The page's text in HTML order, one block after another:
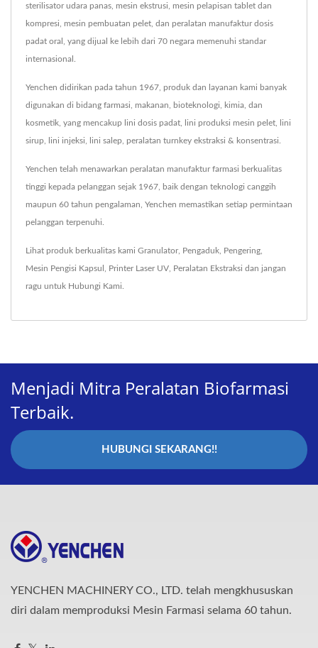
sterilisator udara panas, mesin ekstrusi, mesin pelapisan tablet dan
kompresi, mesin pembuatan pelet, dan peralatan manufaktur dosis
padat oral, yang dijual ke lebih dari 70 negara memenuhi standar
internasional.
Yenchen didirikan pada tahun 1967, produk dan layanan kami banyak
digunakan di bidang farmasi, makanan, bioteknologi, kimia, dan
kosmetik, yang mencakup lini dosis padat, lini produksi mesin pelet, lini
sirup, lini injeksi, lini salep, peralatan turnkey ekstraksi & konsentrasi.
Yenchen telah menawarkan peralatan manufaktur farmasi berkualitas
tinggi kepada pelanggan sejak 1967, baik dengan teknologi canggih
maupun 60 tahun pengalaman, Yenchen memastikan setiap permintaan
pelanggan terpenuhi.
Lihat produk berkualitas kami Granulator, Pengaduk Pengering
Mesin Pengisi Kapsul Printer Laser UV Peralatan Ekstraksi dan jangan
ragu untuk Hubungi Kami
Menjadi Mitra Peralatan Biofarmasi
Terbaik.
HUBUNGI SEKARANG!!
YENCHEN MACHINERY CO., LTD. telah mengkhususkan
diri dalam memproduksi Mesin Farmasi selama 60 tahun.